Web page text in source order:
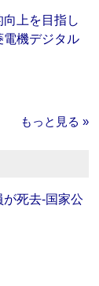
向上を目指し
電機デジタル
もっと見る »
が死去‐国家公